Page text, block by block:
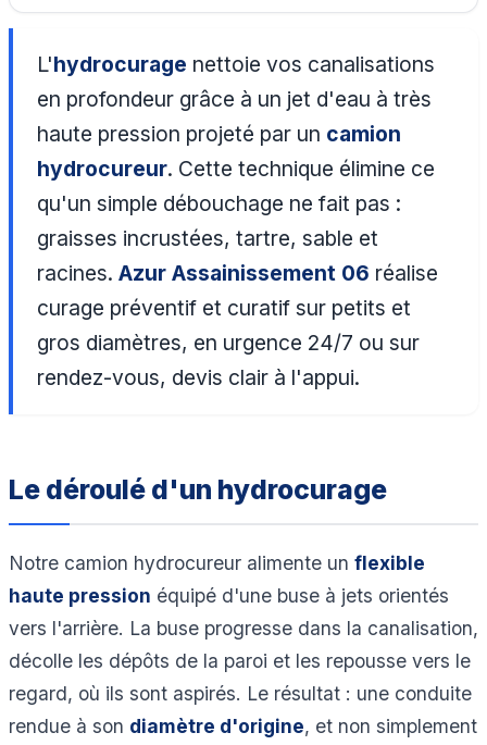
L'hydrocurage nettoie vos canalisations
en profondeur grâce à un jet d'eau à très
haute pression projeté par un camion
hydrocureur. Cette technique élimine ce
qu'un simple débouchage ne fait pas :
graisses incrustées, tartre, sable et
racines.Azur Assainissement 06 réalise
curage préventif et curatif sur petits et
gros diamètres, en urgence 24/7 ou sur
rendez-vous, devis clair à l'appui.
Le déroulé d'un hydrocurage
Notre camion hydrocureur alimente un flexible
haute pression équipé d'une buse à jets orientés
vers l'arrière. La buse progresse dans la canalisation,
décolle les dépôts de la paroi et les repousse vers le
regard, où ils sont aspirés. Le résultat : une conduite
rendue à son diamètre d'origine, et non simplement